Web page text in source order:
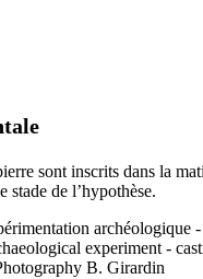
sont inscrits dans la
stade de l’hypothèse.
archéologique
experiment -
B. Girardin